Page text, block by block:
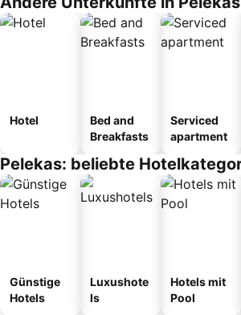
Hotel
Bed and
Breakfasts
Serviced
apartment
Pelekas: beliebte
Günstige
Hotels
Luxushote
ls
Hotels mit
Pool